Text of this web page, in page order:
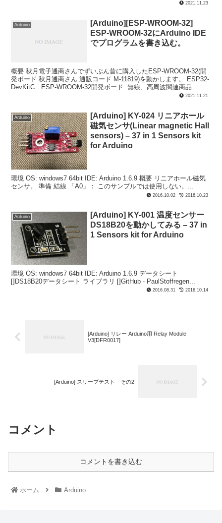
2021.11.23
Arduino
[Arduino][ESP-WROOM-32]
ESP-WROOM-32にArduino IDE
でプログラムを書き込む。
概要 秋月電子通商さんでずいぶん昔に購入したESP-WROOM-32(開
発ボード 秋月通商さん 通販コード M-11819)を動かします。 ESP32-
DevKitC ESP-WROOM-32開発ボード: 無線、高周波関連商品 ...
2021.11.21
Arduino
[Arduino] KY-024 リニアホール
磁気センサ(Linear magnetic Hall
sensors) – 37 in 1 Sensors kit
for Arduino
環境 OS: windows7 64bit IDE: Arduino 1.6.9 概要 リニアホール磁気
センサ。 準備 結線 「A0」： このサンプルでは使用しない。...
2016.10.02 2016.10.23
Arduino
[Arduino] KY-001 温度センサー
DS18B20を動かしてみる – 37 in
1 Sensors kit for Arduino
環境 OS: windows7 64bit IDE: Arduino 1.6.9 データシート
[]DS18B20データシート ライブラリ []GitHub - PaulStoffregen...
2016.08.31 2016.10.14
[Arduino] リレー Arduino用 Relay Module
V3[DFR0017]
[Arduino] スリープテスト その2
コメント
コメントを書き込む
ホーム Arduino